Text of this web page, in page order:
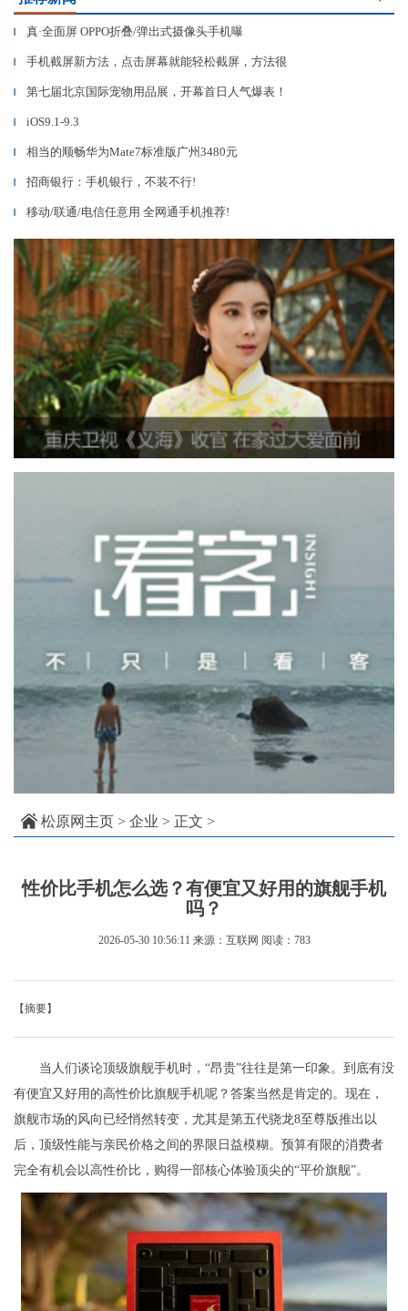
▎ 真·全面屏 OPPO折叠/弹出式摄像头手机曝
▎ 手机截屏新方法，点击屏幕就能轻松截屏，方法很
▎ 第七届北京国际宠物用品展，开幕首日人气爆表！
▎ iOS9.1-9.3
▎ 相当的顺畅华为Mate7标准版广州3480元
▎ 招商银行：手机银行，不装不行!
▎ 移动/联通/电信任意用 全网通手机推荐!
松原网主页 > 企业 > 正文 >
性价比手机怎么选？有便宜又好用的旗舰手机
吗？
2026-05-30 10:56:11 来源：互联网 阅读：783
【摘要】
当人们谈论顶级旗舰手机时，“昂贵”往往是第一印象。到底有没
有便宜又好用的高性价比旗舰手机呢？答案当然是肯定的。现在，
旗舰市场的风向已经悄然转变，尤其是第五代骁龙8至尊版推出以
后，顶级性能与亲民价格之间的界限日益模糊。预算有限的消费者
完全有机会以高性价比，购得一部核心体验顶尖的“平价旗舰”。